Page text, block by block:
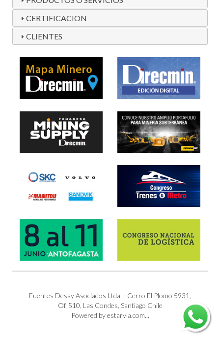
CERTIFICACION
CLIENTES
Fuentes Dessy Asociados Ltda. - Cerro El Plomo 5931,
Of. 510, Las Condes, Santiago Chile
Powered by estarvia.com...